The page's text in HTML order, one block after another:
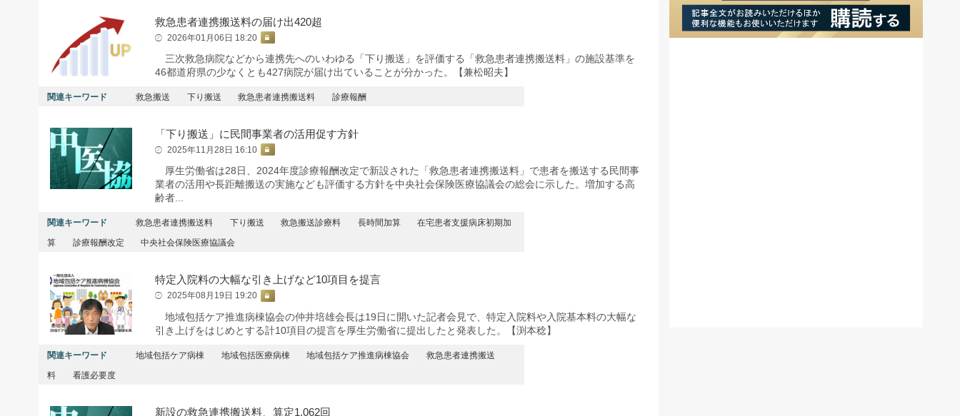
救急患者連携搬送料の届け出420超
2026年01月06日 18:20
三次救急病院などから連携先へのいわゆる「下り搬送」を評価する「救急患者連携搬送料」の施設基準を
46都道府県の少なくとも427病院が届け出ていることが分かった。【兼松昭夫】
関連キーワード 救急搬送 下り搬送 救急患者連携搬送料 診療報酬
「下り搬送」に民間事業者の活用促す方針
2025年11月28日 16:10
厚生労働省は28日、2024年度診療報酬改定で新設された「救急患者連携搬送料」で患者を搬送する民間事
業者の活用や長距離搬送の実施なども評価する方針を中央社会保険医療協議会の総会に示した。増加する高
齢者...
関連キーワード 救急患者連携搬送料 下り搬送 救急搬送診療料 長時間加算
在宅患者支援病床初期加
算
診療報酬改定 中央社会保険医療協議会
特定入院料の大幅な引き上げなど10項目を提言
2025年08月19日 19:20
地域包括ケア推進病棟協会の仲井培雄会長は19日に開いた記者会見で、特定入院料や入院基本料の大幅な
引き上げをはじめとする計10項目の提言を厚生労働省に提出したと発表した。【渕本稔】
関連キーワード 地域包括ケア病棟 地域包括医療病棟 地域包括ケア推進病棟協会
救急患者連携搬送
料
看護必要度
新設の救急連携搬送料、算定1,062回